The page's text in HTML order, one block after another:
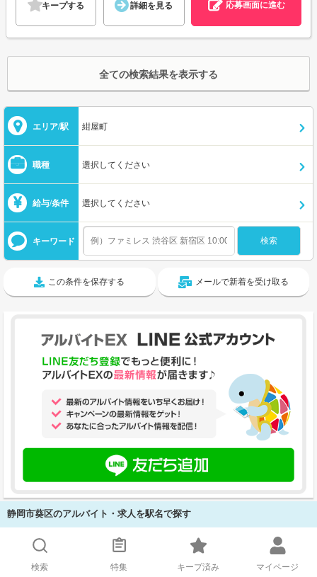
キープする 詳細を見る 応募画面に進む
全ての検索結果を表示する
エリア/駅 紺屋町
職種 選択してください
給与/条件 選択してください
キーワード
この条件を保存する メールで新着を受け取る
静岡市葵区のアルバイト・求人を駅名で探す
新清水駅 (4)
音羽町駅 (295)
検索 特集 キープ済み マイページ